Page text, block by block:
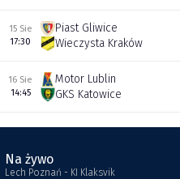
15 Sie
17:30
Piast Gliwice
Wieczysta Kraków
16 Sie
14:45
Motor Lublin
GKS Katowice
Na żywo
Lech Poznań - KI Klaksvik